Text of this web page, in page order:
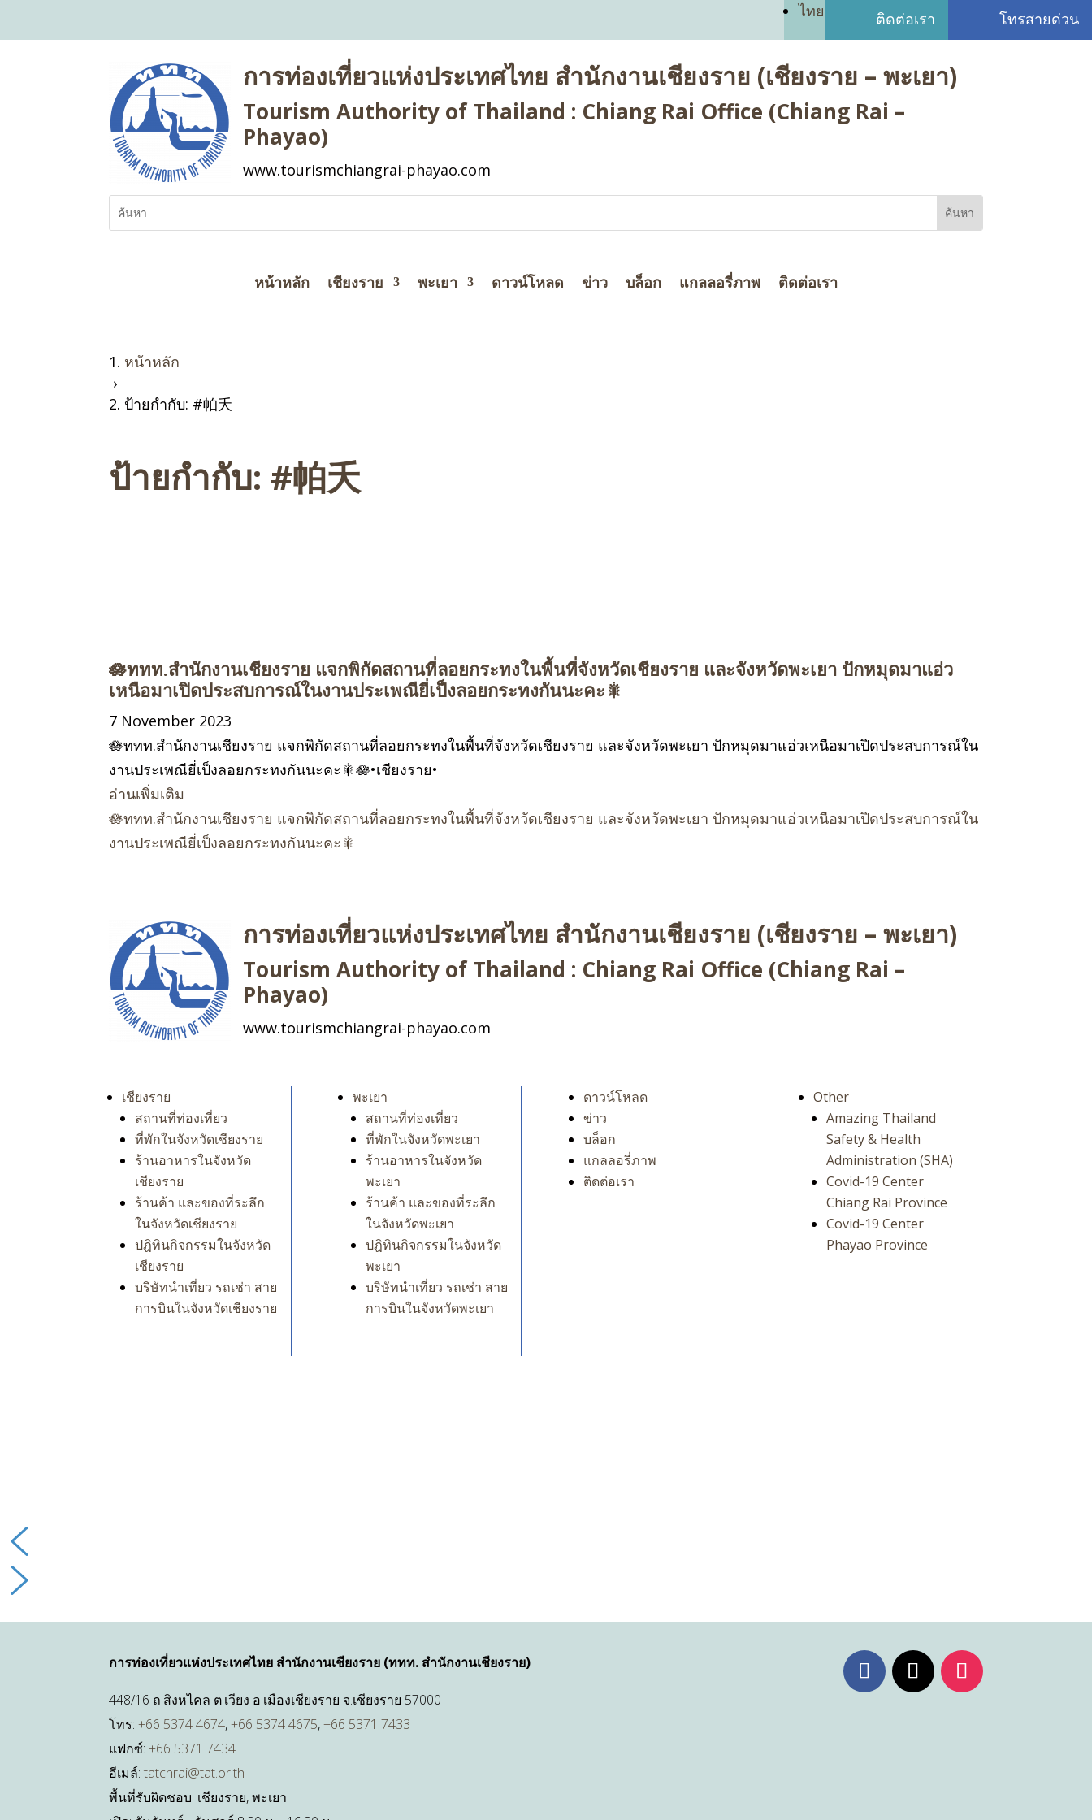
ไทย ติดต่อเรา โทรสายด่วน
การท่องเที่ยวแห่งประเทศไทย สำนักงานเชียงราย (เชียงราย – พะเยา)
Tourism Authority of Thailand : Chiang Rai Office (Chiang Rai –
Phayao)
www.tourismchiangrai-phayao.com
หน้าหลัก เชียงราย พะเยา ดาวน์โหลด ข่าว บล็อก แกลลอรี่ภาพ ติดต่อเรา
หน้าหลัก
›
ป้ายกำกับ: #帕夭
ป้ายกำกับ: #帕夭
🪷ททท.สำนักงานเชียงราย แจกพิกัดสถานที่ลอยกระทงในพื้นที่จังหวัดเชียงราย และจังหวัดพะเยา ปักหมุดมาแอ่ว
เหนือมาเปิดประสบการณ์ในงานประเพณียี่เป็งลอยกระทงกันนะคะ🎇
7 November 2023
🪷ททท.สำนักงานเชียงราย แจกพิกัดสถานที่ลอยกระทงในพื้นที่จังหวัดเชียงราย และจังหวัดพะเยา ปักหมุดมาแอ่วเหนือมาเปิดประสบการณ์ใน
งานประเพณียี่เป็งลอยกระทงกันนะคะ🎇🪷•เชียงราย•
อ่านเพิ่มเติม
🪷ททท.สำนักงานเชียงราย แจกพิกัดสถานที่ลอยกระทงในพื้นที่จังหวัดเชียงราย และจังหวัดพะเยา ปักหมุดมาแอ่วเหนือมาเปิดประสบการณ์ใน
งานประเพณียี่เป็งลอยกระทงกันนะคะ🎇
การท่องเที่ยวแห่งประเทศไทย สำนักงานเชียงราย (เชียงราย – พะเยา)
Tourism Authority of Thailand : Chiang Rai Office (Chiang Rai –
Phayao)
www.tourismchiangrai-phayao.com
เชียงราย
สถานที่ท่องเที่ยว
ที่พักในจังหวัดเชียงราย
ร้านอาหารในจังหวัด
เชียงราย
ร้านค้า และของที่ระลึก
ในจังหวัดเชียงราย
ปฎิทินกิจกรรมในจังหวัด
เชียงราย
บริษัทนำเที่ยว รถเช่า สาย
การบินในจังหวัดเชียงราย
พะเยา
สถานที่ท่องเที่ยว
ที่พักในจังหวัดพะเยา
ร้านอาหารในจังหวัด
พะเยา
ร้านค้า และของที่ระลึก
ในจังหวัดพะเยา
ปฎิทินกิจกรรมในจังหวัด
พะเยา
บริษัทนำเที่ยว รถเช่า สาย
การบินในจังหวัดพะเยา
ดาวน์โหลด
ข่าว
บล็อก
แกลลอรี่ภาพ
ติดต่อเรา
Other
Amazing Thailand
Safety & Health
Administration (SHA)
Covid-19 Center
Chiang Rai Province
Covid-19 Center
Phayao Province
การท่องเที่ยวแห่งประเทศไทย สำนักงานเชียงราย (ททท. สำนักงานเชียงราย)
448/16 ถ.สิงหไคล ต.เวียง อ.เมืองเชียงราย จ.เชียงราย 57000
โทร:+66 5374 4674,+66 5374 4675,+66 5371 7433
แฟกซ์:+66 5371 7434
อีเมล์:tatchrai@tat.or.th
พื้นที่รับผิดชอบ: เชียงราย, พะเยา